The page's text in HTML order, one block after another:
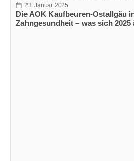
Die AOK Kaufbeuren-Ostallgäu
Zahngesundheit – was sich 2025
Veröffentlichungsdatum
23. Januar 2025